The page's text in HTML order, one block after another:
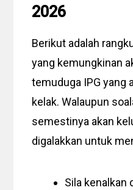
2026
Berikut adalah
yang kemungkinan
temuduga IPG yang
kelak. Walaupun
semestinya akan
digalakkan untuk
Sila kenalkan